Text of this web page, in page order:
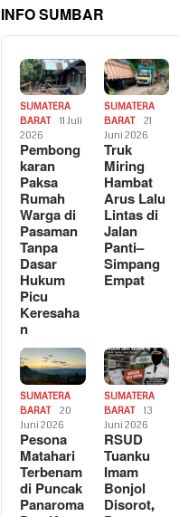
INFO SUMBAR
SUMATERA
BARAT
11 Juli
2026
Pembong
karan
Paksa
Rumah
Warga di
Pasaman
Tanpa
Dasar
Hukum
Picu
Keresaha
n
SUMATERA
BARAT
21
Juni 2026
Truk
Miring
Hambat
Arus Lalu
Lintas di
Jalan
Panti–
Simpang
Empat
SUMATERA
BARAT
20
Juni 2026
Pesona
Matahari
Terbenam
di Puncak
Panaroma
SUMATERA
BARAT
13
Juni 2026
RSUD
Tuanku
Imam
Bonjol
Disorot,